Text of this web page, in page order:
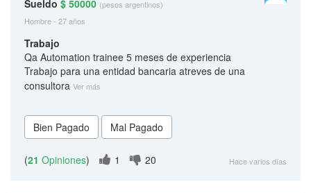
Sueldo $ 50000 (pesos argentinos)
Hombre - 27 años
Trabajo
Qa Automation trainee 5 meses de experiencia
Trabajo para una entidad bancaria atreves de una
consultora Ver más
(21 Opiniones) 1 20 Hace varios días